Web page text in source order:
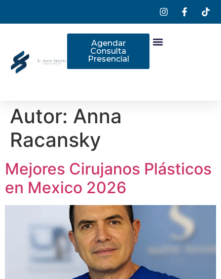
Agendar
Consulta
Presencial
Autor: Anna
Racansky
Mejores Cirujanos Plásticos
en Mexico 2026